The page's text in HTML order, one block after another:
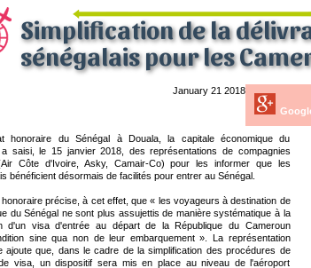
Simplification de la
sénégalais pour les
January 21 2018
honoraire du Sénégal à Douala, la capitale économique du
a saisi, le 15 janvier 2018, des représentations de compagnies
Côte d'Ivoire, Asky, Camair-Co) pour les informer que les
bénéficient désormais de facilités pour entrer au Sénégal.
précise, à cet effet, que « les voyageurs à destination de
du Sénégal ne sont plus assujettis de manière systématique à la
d'un visa d'entrée au départ de la République du Cameroun
sine qua non de leur embarquement ». La représentation
ajoute que, dans le cadre de la simplification des procédures de
visa, un dispositif sera mis en place au niveau de l'aéroport